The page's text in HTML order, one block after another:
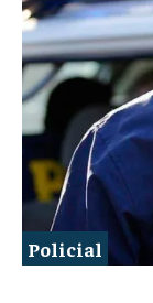
Policial